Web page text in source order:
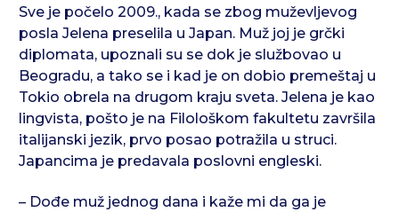
Sve je počelo 2009., kada se zbog muževljevog
posla Jelena preselila u Japan. Muž joj je grčki
diplomata, upoznali su se dok je službovao u
Beogradu, a tako se i kad je on dobio premeštaj u
Tokio obrela na drugom kraju sveta. Jelena je kao
lingvista, pošto je na Filološkom fakultetu završila
italijanski jezik, prvo posao potražila u struci.
Japancima je predavala poslovni engleski.
– Dođe muž jednog dana i kaže mi da ga je